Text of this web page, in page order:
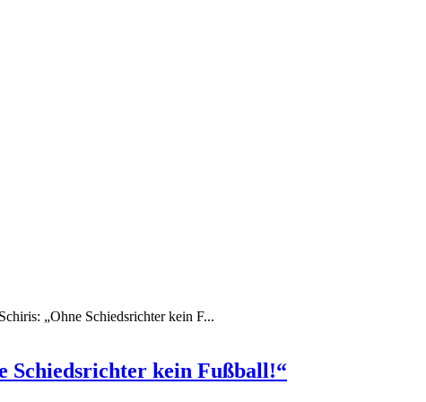
„Ohne Schiedsrichter kein F...
Schiedsrichter kein Fußball!“